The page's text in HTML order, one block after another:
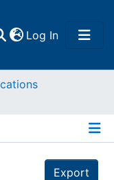
Log In(current)
Export